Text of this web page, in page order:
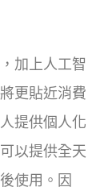
加上人工智
更貼近消費
提供個人化
以提供全天
使用。因